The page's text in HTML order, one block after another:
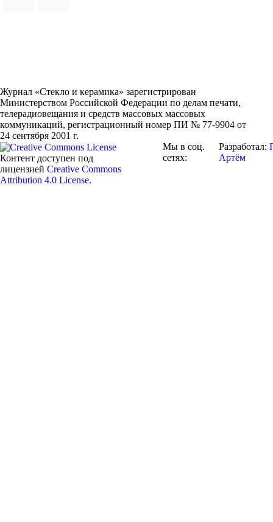
Журнал «Стекло и керамика» зарегистрирован
Министерством Российской Федерации по делам печати,
телерадиовещания и средств массовых массовых
коммуникаций, регистрационный номер ПИ № 77-9904 от
24 сентября 2001 г.
Контент доступен под
лицензией Creative Commons
Attribution 4.0 License.
Мы в соц.
сетях:
Разработал:
Артём